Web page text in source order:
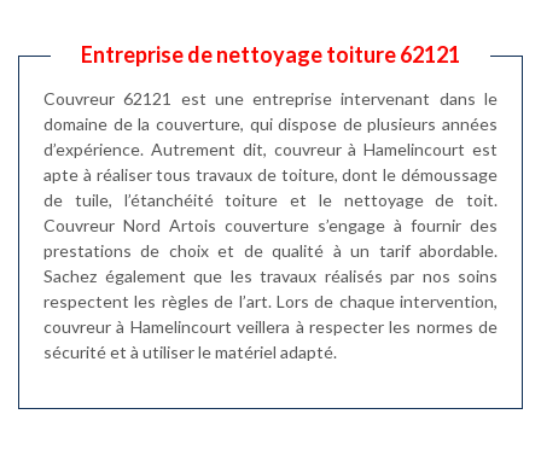
Entreprise de nettoyage toiture 62121
Couvreur 62121 est une entreprise intervenant dans le
domaine de la couverture, qui dispose de plusieurs années
d’expérience. Autrement dit, couvreur à Hamelincourt est
apte à réaliser tous travaux de toiture, dont le démoussage
de tuile, l’étanchéité toiture et le nettoyage de toit.
Couvreur Nord Artois couverture s’engage à fournir des
prestations de choix et de qualité à un tarif abordable.
Sachez également que les travaux réalisés par nos soins
respectent les règles de l’art. Lors de chaque intervention,
couvreur à Hamelincourt veillera à respecter les normes de
sécurité et à utiliser le matériel adapté.